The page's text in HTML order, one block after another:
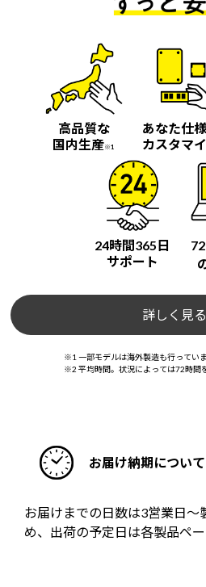
高品質な
国内生産※1
あなた仕
カスタマ
24時間365日
サポート
詳しく見る
※1 一部モデルは海外製造も行っていま
※2 平均時間。状況によっては72時間
お届け納期について
お届けまでの日数は3営業日～
め、出荷の予定日は各製品ペー